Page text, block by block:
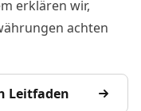
erklären wir,
achten
Leitfaden